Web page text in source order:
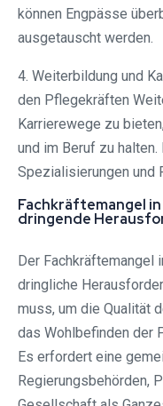
können Engpässe
ausgetauscht werden.
4. Weiterbildung und
den Pflegekräften
Karrierewege zu
und im Beruf zu
Spezialisierungen und
Fachkräftemangel
dringende
Der
dringliche
muss, um die Qualität
das Wohlbefinden der
Es erfordert eine
Regierungsbehörden,